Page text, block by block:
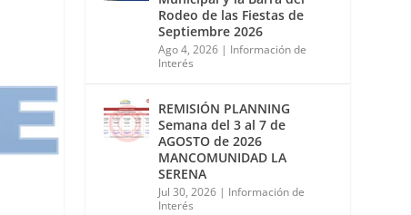
Rodeo de las Fiestas de
Septiembre 2026
Ago 4, 2026 | Información de
Interés
REMISIÓN PLANNING
Semana del 3 al 7 de
AGOSTO de 2026
MANCOMUNIDAD LA
SERENA
Jul 30, 2026 | Información de
Interés